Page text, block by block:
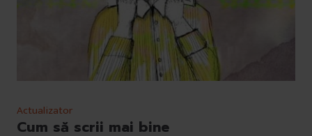
Actualizator
Cum să scrii mai bine